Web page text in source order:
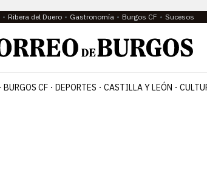
Ribera del Duero Gastronomía Burgos CF Sucesos
BURGOS CF DEPORTES CASTILLA Y LEÓN